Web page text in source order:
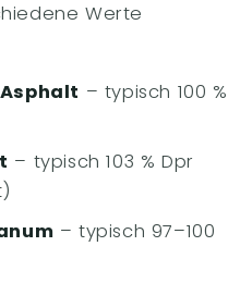
Werte
– typisch 100 %
– typisch 103 % Dpr
– typisch 97–100